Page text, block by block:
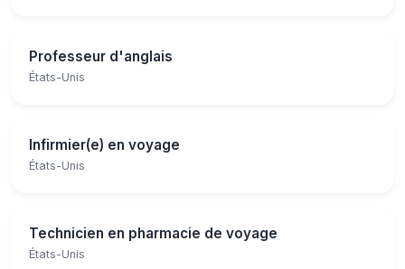
Professeur d'anglais
États-Unis
Infirmier(e) en voyage
États-Unis
Technicien en pharmacie de voyage
États-Unis